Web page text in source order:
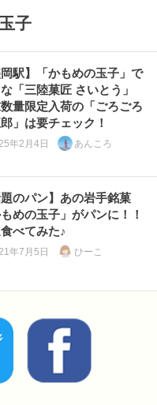
子
岡駅】「かもめの玉子」で
「三陸菓匠 さいとう」
量限定入荷の「ごろごろ
」は要チェック！
年2月4日 あんころ
題のパン】あの岩手銘菓
もめの玉子」がパンに！！
べてみた♪
年7月5日 ひーこ